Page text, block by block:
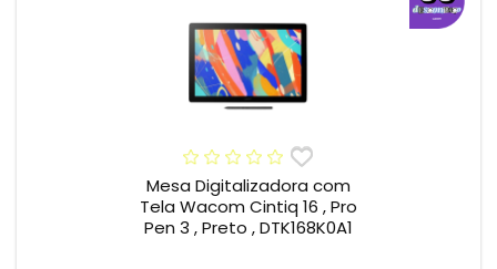
Mesa Digitalizadora com
Tela Wacom Cintiq 16 , Pro
Pen 3 , Preto , DTK168K0A1